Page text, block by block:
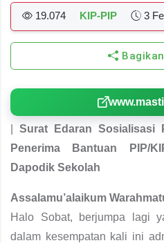
19.074 KIP-PIP 3
Surat Edaran Sosialisasi
Penerima Bantuan PIP/
Dapodik Sekolah
Assalamu’alaikum
Halo Sobat, berjumpa lagi
dalam kesempatan kali ini